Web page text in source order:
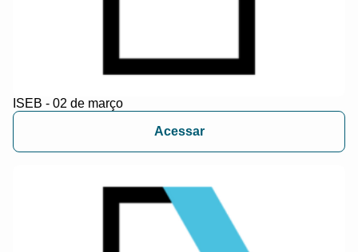
ISEB - 02 de março
Acessar